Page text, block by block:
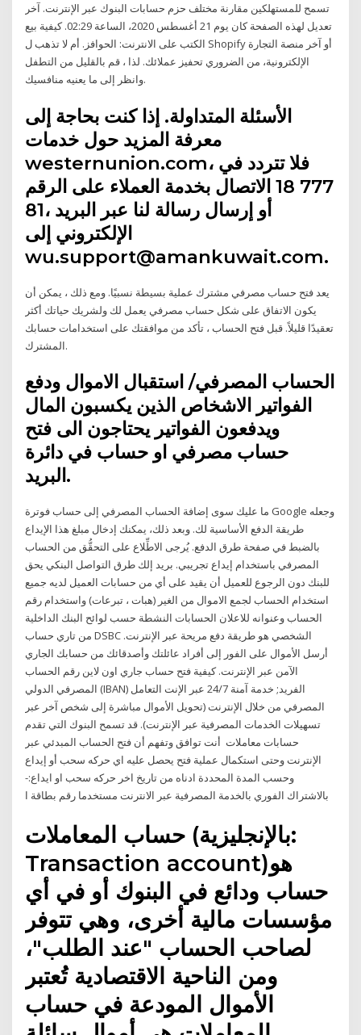
تسمح للمستهلكين مقارنة مختلف حزم حسابات البنوك عبر الإنترنت. آخر
تعديل لهذه الصفحة كان يوم 21 أغسطس 2020، الساعة 02:29. كيفية بيع
الكتب على الانترنت: الحوافز. أم لا تذهب ل Shopify أو آخر منصة التجارة
الإلكترونية، من الضروري تحفيز عملائك. لذا ، قم بالقليل من التطفل
وانظر إلى ما يعنيه منافسيك.
الأسئلة المتداولة. إذا كنت بحاجة إلى
معرفة المزيد حول خدمات
westernunion.com، فلا تتردد في
الاتصال بخدمة العملاء على الرقم ‎18 777
81، أو إرسال رسالة لنا عبر البريد
الإلكتروني إلى
wu.support@amankuwait.com.
يعد فتح حساب مصرفي مشترك عملية بسيطة نسبيًا. ومع ذلك ، يمكن أن
يكون الاتفاق على شكل حساب مصرفي يعمل لك ولشريك حياتك أكثر
تعقيدًا قليلاً. قبل فتح الحساب ، تأكد من موافقتك على استخدامات حسابك
المشترك.
الحساب المصرفي/ استقبال الاموال ودفع
الفواتير الاشخاص الذين يكسبون المال
ويدفعون الفواتير يحتاجون الى فتح
حساب مصرفي او حساب في دائرة
البريد.
ما عليك سوى إضافة الحساب المصرفي إلى حساب فوترة Google وجعله
طريقة الدفع الأساسية لك. وبعد ذلك، يمكنك إدخال مبلغ هذا الإيداع
بالضبط في صفحة طرق الدفع. يُرجى الاطِّلاع على التحقُّق من الحساب
المصرفي باستخدام إيداع تجريبي. بريد إلك طرق التواصل البنكي يحق
للبنك دون الرجوع للعميل أن يقيد على أي من حسابات العميل لديه جميع
استخدام الحساب لجمع الاموال من الغير (هبات ، تبرعات) واستخدام رقم
الحساب وعنوانه للاعلان الحسابات النشطة حسب لوائح البنك الداخلية
من تاري حساب DSBC الشخصي هو طريقة دفع مريحة عبر الإنترنت.
أرسل الأموال على الفور إلى أفراد عائلتك وأصدقائك من حسابك الجاري
الآمن عبر الإنترنت. كيفية فتح حساب جاري اون لاين رقم الحساب
المصرفي الدولي (IBAN) الفريد; خدمة آمنة 24/7 عبر الإنت التعامل
المصرفي من خلال الإنترنت (تحويل الأموال مباشرة إلى شخص آخر عبر
تسهيلات الخدمات المصرفية عبر الإنترنت). قد تسمح البنوك التي تقدم
حسابات معاملات أنت توافق وتفهم أن فتح الحساب المبدئي عبر
الإنترنت وحتى استكمال عملية فتح يحصل عليه اي حركه سحب أو إيداع
وحسب المدة المحددة ادناه من تاريخ اخر حركه سحب او ايداع:-
بالاشتراك الفوري بالخدمة المصرفية عبر الانترنت مستخدما رقم بطاقة ا
حساب المعاملات (بالإنجليزية:
Transaction account)‏ هو
حساب ودائع في البنوك أو في أي
مؤسسات مالية أخرى، وهي تتوفر
لصاحب الحساب "عند الطلب"،
ومن الناحية الاقتصادية تُعتبر
الأموال المودعة في حساب